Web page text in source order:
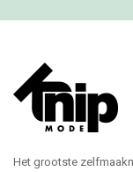
Het grootste